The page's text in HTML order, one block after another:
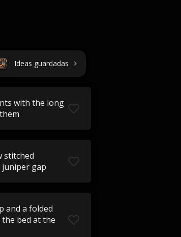
Ideas guardadas
with the long
stitched
gap
and a folded
bed at the